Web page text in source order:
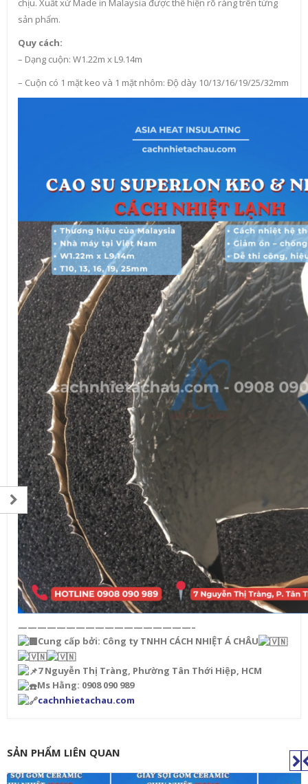
chịu. Xuất xứ Made in Malaysia được thể hiện rõ ràng trên từng
sản phẩm.
Quy cách:
– Dạng cuộn: W1.22m x L9.14m
– Cuộn có 1 mặt keo và 1 mặt nhôm: Độ dày 10/13/16/19/25/32mm
——————————————————–
Cung cấp bởi: Công ty TNHH CÁCH NHIỆT Á CHÂU
7 Nguyễn Thị Tràng, Phường Tân Thới Hiệp, HCM
Ms Hằng: 0908 090 989
cachnhietachau.com
SẢN PHẨM LIÊN QUAN